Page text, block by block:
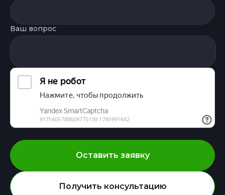
Ваш вопрос
Оставить заявку
Получить консультацию